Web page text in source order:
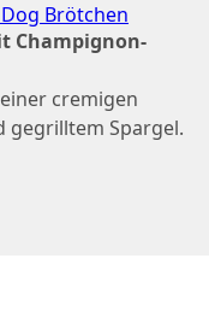
Brötchen
Champignon-
cremigen
gegrilltem Spargel.